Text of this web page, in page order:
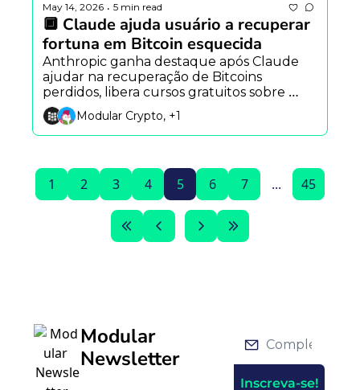
May 14, 2026 • 5 min read
🔲 Claude ajuda usuário a recuperar
fortuna em Bitcoin esquecida
Anthropic ganha destaque após Claude
ajudar na recuperação de Bitcoins
perdidos, libera cursos gratuitos sobre
agentes de IA e vê novo alerta surgir após
incidente envolvendo Grok.
Modular Crypto, +1
1 2 3 4 5 6 7 ... 45
Modular
Newsletter
Inscreva-se!